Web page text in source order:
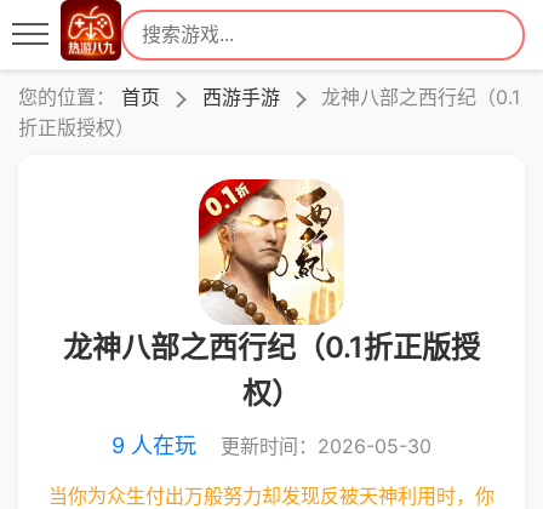
您的位置： 首页 西游手游
龙神八部之西行纪（0.1
折正版授权）
龙神八部之西行纪（0.1折正版授
权）
9 人在玩 更新时间：2026-05-30
当你为众生付出万般努力却发现反被天神利用时，你